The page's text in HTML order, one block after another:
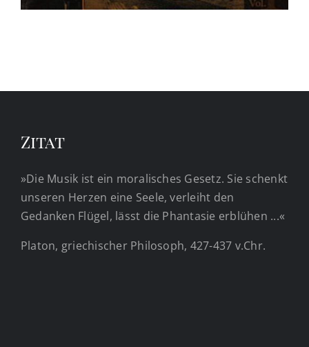
Zitat
»Die Musik ist ein moralisches Gesetz. Sie schenkt
unseren Herzen eine Seele, verleiht den
Gedanken Flügel, lässt die Phantasie erblühen ...«
Platon, griechischer Philosoph, 427-437 v.Chr.